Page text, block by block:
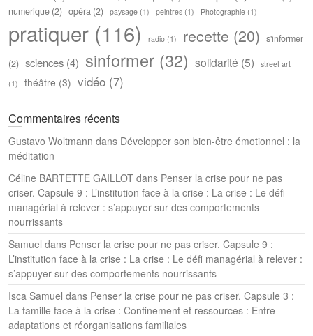
numerique (2) opéra (2) paysage (1) peintres (1) Photographie (1)
pratiquer (116) radio (1) recette (20) s'informer
(2) sciences (4) sinformer (32) solidarité (5)
street art
(1)
théâtre (3) vidéo (7)
Commentaires récents
Gustavo Woltmann dans Développer son bien-être émotionnel : la
méditation
Céline BARTETTE GAILLOT dans Penser la crise pour ne pas
criser. Capsule 9 : L’institution face à la crise : La crise : Le défi
managérial à relever : s’appuyer sur des comportements
nourrissants
Samuel dans Penser la crise pour ne pas criser. Capsule 9 :
L’institution face à la crise : La crise : Le défi managérial à relever :
s’appuyer sur des comportements nourrissants
Isca Samuel dans Penser la crise pour ne pas criser. Capsule 3 :
La famille face à la crise : Confinement et ressources : Entre
adaptations et réorganisations familiales